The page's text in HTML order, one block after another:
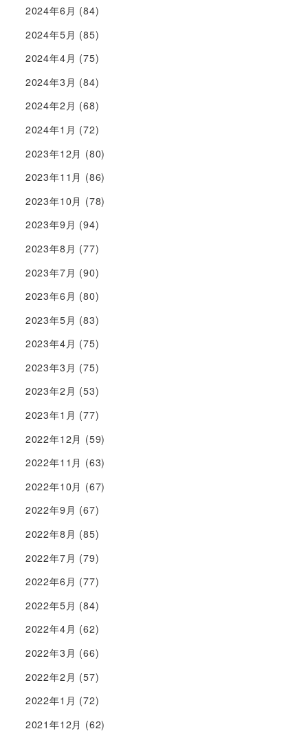
2024年6月 (84)
2024年5月 (85)
2024年4月 (75)
2024年3月 (84)
2024年2月 (68)
2024年1月 (72)
2023年12月 (80)
2023年11月 (86)
2023年10月 (78)
2023年9月 (94)
2023年8月 (77)
2023年7月 (90)
2023年6月 (80)
2023年5月 (83)
2023年4月 (75)
2023年3月 (75)
2023年2月 (53)
2023年1月 (77)
2022年12月 (59)
2022年11月 (63)
2022年10月 (67)
2022年9月 (67)
2022年8月 (85)
2022年7月 (79)
2022年6月 (77)
2022年5月 (84)
2022年4月 (62)
2022年3月 (66)
2022年2月 (57)
2022年1月 (72)
2021年12月 (62)